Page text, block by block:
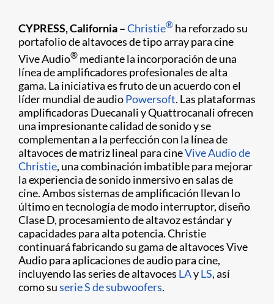
CYPRESS, California –Christie® ha reforzado su
portafolio de altavoces de tipo array para cine
Vive Audio® mediante la incorporación de una
línea de amplificadores profesionales de alta
gama. La iniciativa es fruto de un acuerdo con el
líder mundial de audioPowersoft. Las plataformas
amplificadoras Duecanali y Quattrocanali ofrecen
una impresionante calidad de sonido y se
complementan a la perfección con la línea de
altavoces de matriz lineal para cineVive Audio de
Christie, una combinación imbatible para mejorar
la experiencia de sonido inmersivo en salas de
cine. Ambos sistemas de amplificación llevan lo
último en tecnología de modo interruptor, diseño
Clase D, procesamiento de altavoz estándar y
capacidades para alta potencia. Christie
continuará fabricando su gama de altavoces Vive
Audio para aplicaciones de audio para cine,
incluyendo las series de altavoces LAyLS, así
como suserie S de subwoofers.